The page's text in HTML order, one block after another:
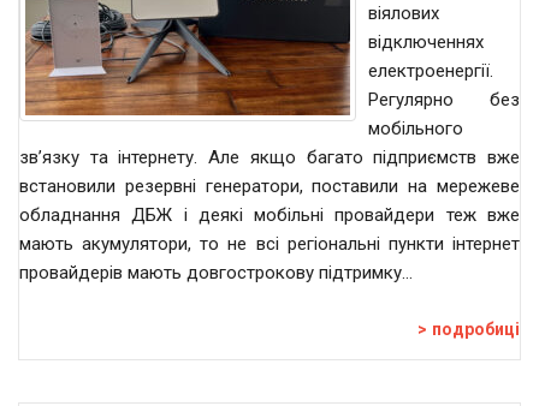
віялових
відключеннях
електроенергії.
Регулярно без
мобільного
зв’язку та інтернету. Але якщо багато підприємств вже
встановили резервні генератори, поставили на мережеве
обладнання ДБЖ і деякі мобільні провайдери теж вже
мають акумулятори, то не всі регіональні пункти інтернет
провайдерів мають довгострокову підтримку…
подробиці